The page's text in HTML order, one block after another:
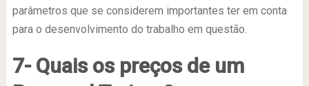
parâmetros que se considerem importantes ter em conta
para o desenvolvimento do trabalho em questão.
7- Quais os preços de um